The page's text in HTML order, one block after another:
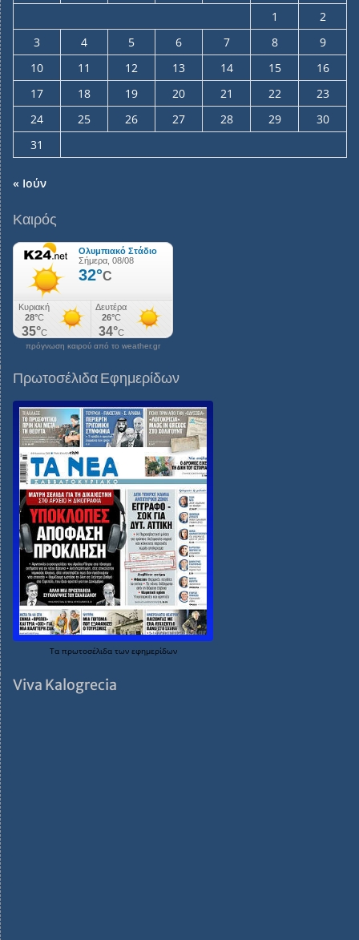
1
2
3
4 5 6 7 8
9
10
11 12 13 14 15
16
17
18 19 20 21 22
23
24
25 26 27 28 29
30
31
« Ιούν
Καιρός
πρόγνωση καιρού από το weather.gr
Πρωτοσέλιδα Εφημερίδων
Τα πρωτοσέλιδα των εφημερίδων
Viva Kalogrecia